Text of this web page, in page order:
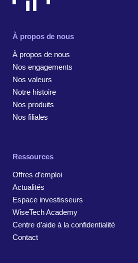
À propos de nous
À propos de nous
Nos engagements
Nos valeurs
Notre histoire
Nos produits
Nos filiales
Ressources
Offres d’emploi
Actualités
Espace investisseurs
WiseTech Academy
Centre d’aide à la confidentialité
Contact